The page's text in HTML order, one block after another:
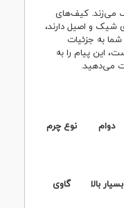
می‌زند. کیف‌های
شیک و اصیل دارند،
به جزئیات
این پیام را به
می‌دهید.
دوام نوع چرم
بسیار بالا گاوی